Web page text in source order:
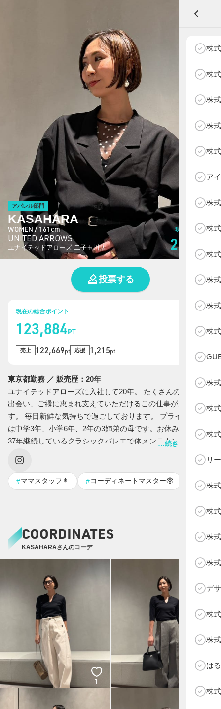
NEXT AGE
HOME
NEWS
ABOUT SOTY
投票方法
Follow Us
A
株
株
株
株
株
ア
株
株
株
株
株
株
株
株
株
リ
株
株
株
株
デ
株
株
は
株
アパレル部門
KASAHARA
WOMEN / 161cm
UNITED ARROWS
ユナイテッドアローズ 二子玉川店
現在の総投票数
2,458
投票する
現在の総合ポイント
123,884PT
売上 122,669pt 応援 1,215pt
東京都勤務 ／ 販売歴：20年
ユナイテッドアローズに入社して20年。 たくさんのお客様と
出会い、ご縁に恵まれ支えていただけるこの仕事が大好きで
す。 毎日新鮮な気持ちで過ごしております。 プライベートで
は中学3年、小学6年、2年の3姉弟の母です。お休みの日は、
37年継続しているクラシックバレエで体メンテナンスしてま
す。 スタイリングを通して、シーンに合わせて素敵になれる
コーディネートや、"好き"を共有させていただいてます。
…続きを表示する
#ママスタッフ👩 #コーディネートマスター🥸 ハート
COORDINATES
KASAHARAさんのコーデ
1